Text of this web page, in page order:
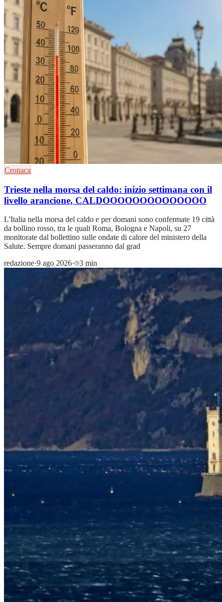
Cronaca
Trieste nella morsa del caldo: inizio settimana con il
livello arancione, CALDOOOOOOOOOOOOOO
L'Italia nella morsa del caldo e per domani sono confermate 19 città
da bollino rosso, tra le quali Roma, Bologna e Napoli, su 27
monitorate dal bollettino sulle ondate di calore del ministero della
Salute. Sempre domani passeranno dal grad
redazione·9 ago 2026· 3 min